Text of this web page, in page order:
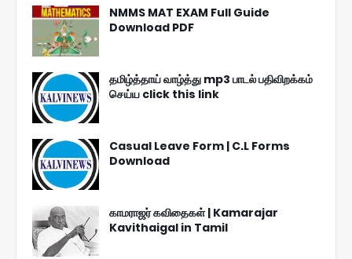
NMMS MAT EXAM Full Guide
Download PDF
தமிழ்த்தாய் வாழ்த்து mp3 பாடல் பதிவிறக்கம்
செய்ய click this link
Casual Leave Form | C.L Forms
Download
காமராஜர் கவிதைகள் | Kamarajar
Kavithaigal in Tamil